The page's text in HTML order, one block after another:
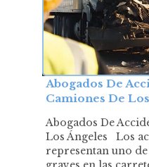
Abogados De
Camiones De
Abogados De
Los Ángeles Los
representan uno